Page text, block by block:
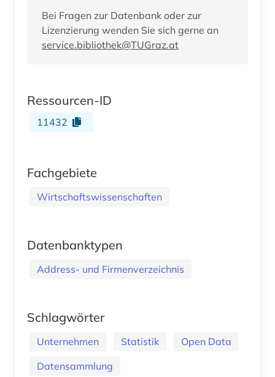
Bei Fragen zur Datenbank oder zur
Lizenzierung wenden Sie sich gerne an
service.bibliothek@TUGraz.at
Ressourcen-ID
11432
Fachgebiete
Wirtschaftswissenschaften
Datenbanktypen
Address- und Firmenverzeichnis
Schlagwörter
Unternehmen Statistik
Open Data
Datensammlung